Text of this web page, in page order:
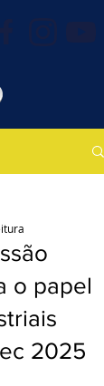
o papel
2025